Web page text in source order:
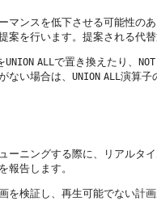
マンスを低下させる可能性の
を行います。提案される代
UNION ALLで置き換えたり、 NOT
ない場合は、 UNION ALL演算子
ーニングする際に、リアルタ
報告します。
を検証し、再生可能でない計